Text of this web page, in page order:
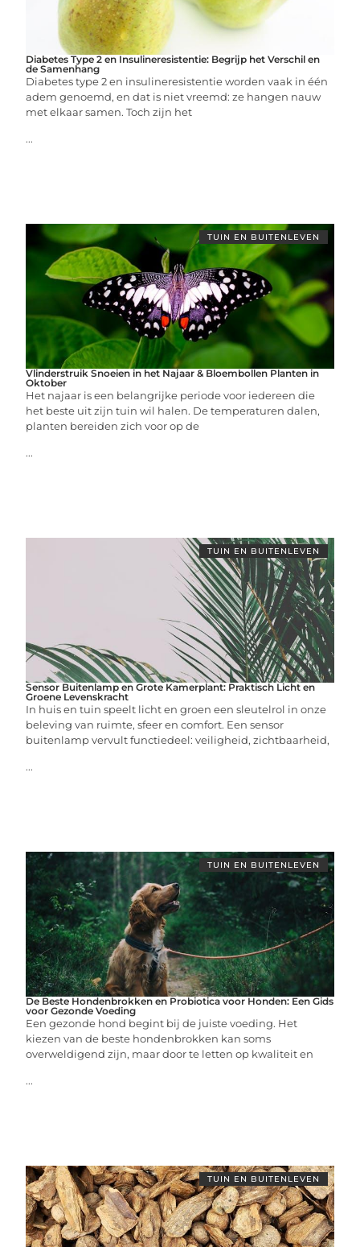
Diabetes Type 2 en Insulineresistentie: Begrijp het Verschil en
de Samenhang
Diabetes type 2 en insulineresistentie worden vaak in één
adem genoemd, en dat is niet vreemd: ze hangen nauw
met elkaar samen. Toch zijn het
...
TUIN EN BUITENLEVEN
Vlinderstruik Snoeien in het Najaar & Bloembollen Planten in
Oktober
Het najaar is een belangrijke periode voor iedereen die
het beste uit zijn tuin wil halen. De temperaturen dalen,
planten bereiden zich voor op de
...
TUIN EN BUITENLEVEN
Sensor Buitenlamp en Grote Kamerplant: Praktisch Licht en
Groene Levenskracht
In huis en tuin speelt licht en groen een sleutelrol in onze
beleving van ruimte, sfeer en comfort. Een sensor
buitenlamp vervult functiedeel: veiligheid, zichtbaarheid,
...
TUIN EN BUITENLEVEN
De Beste Hondenbrokken en Probiotica voor Honden: Een Gids
voor Gezonde Voeding
Een gezonde hond begint bij de juiste voeding. Het
kiezen van de beste hondenbrokken kan soms
overweldigend zijn, maar door te letten op kwaliteit en
...
TUIN EN BUITENLEVEN